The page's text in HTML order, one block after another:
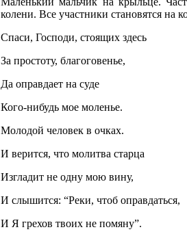
колени. Все участники становятся на
Спаси, Господи, стоящих здесь
За простоту, благоговенье,
Да оправдает на суде
Кого-нибудь мое моленье.
Молодой человек в очках.
И верится, что молитва старца
Изгладит не одну мою вину,
И слышится: “Реки, чтоб оправдаться,
И Я грехов твоих не помяну”.